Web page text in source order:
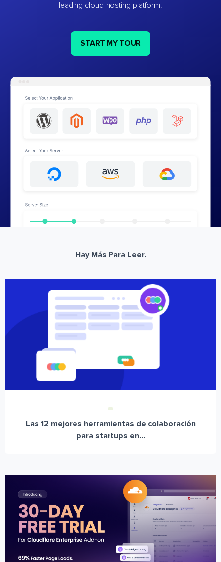
leading cloud-hosting platform.
START MY TOUR
Hay Más Para Leer.
Las 12 mejores herramientas de colaboración
para startups en...